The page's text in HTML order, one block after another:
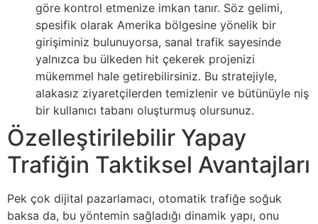
göre kontrol etmenize imkan tanır. Söz gelimi,
spesifik olarak Amerika bölgesine yönelik bir
girişiminiz bulunuyorsa, sanal trafik sayesinde
yalnızca bu ülkeden hit çekerek projenizi
mükemmel hale getirebilirsiniz. Bu stratejiyle,
alakasız ziyaretçilerden temizlenir ve bütünüyle niş
bir kullanıcı tabanı oluşturmuş olursunuz.
Özelleştirilebilir Yapay
Trafiğin Taktiksel Avantajları
Pek çok dijital pazarlamacı, otomatik trafiğe soğuk
baksa da, bu yöntemin sağladığı dinamik yapı, onu